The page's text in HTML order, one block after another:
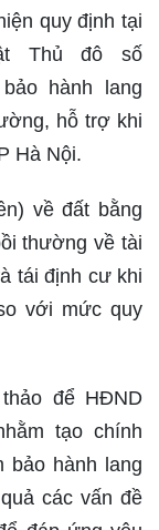
quy định tại
Thủ đô số
hành lang
hỗ trợ khi
Hà Nội.
về đất bằng
thường về tài
tái định cư khi
với mức quy
để HĐND
tạo chính
bảo hành lang
các vấn đề